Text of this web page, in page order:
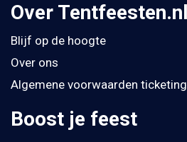
Over Tentfeesten.nl
Blijf op de hoogte
Over ons
Algemene voorwaarden ticketing
Boost je feest